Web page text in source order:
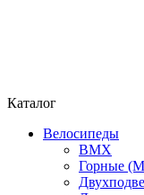
Каталог
Велосипеды
BMX
Горные